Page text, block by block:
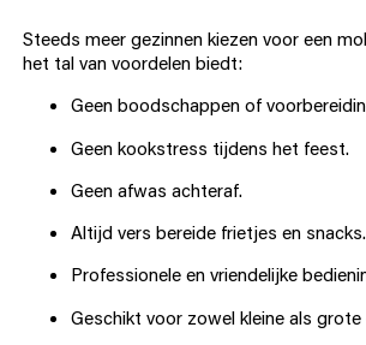
Steeds meer gezinnen kiezen voor een
het tal van voordelen biedt:
Geen boodschappen of
Geen kookstress tijdens het feest.
Geen afwas achteraf.
Altijd vers bereide frietjes en snacks.
Professionele en vriendelijke
Geschikt voor zowel kleine als